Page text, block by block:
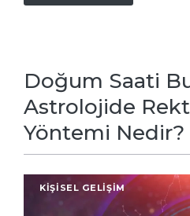
Doğum Saati
Astrolojide
Yöntemi Nedir?
KIŞISEL GELIŞIM